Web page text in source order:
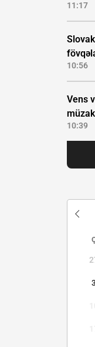
11:17
10:56
Vens
10:39